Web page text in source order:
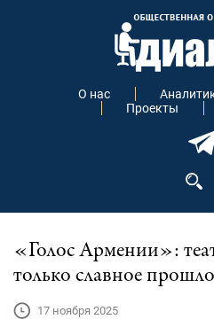
О нас
Проекты
«Голос Армении»:
только славное
17 ноября 2025